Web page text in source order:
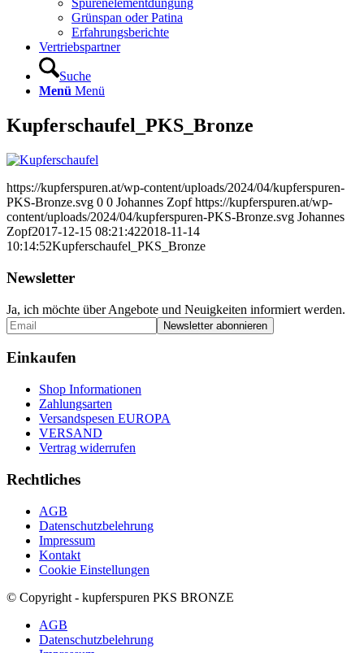
Spurenelementdüngung
Grünspan oder Patina
Erfahrungsberichte
Vertriebspartner
Suche
Menü Menü
Kupferschaufel_PKS_Bronze
https://kupferspuren.at/wp-content/uploads/2024/04/kupferspuren-
PKS-Bronze.svg 0 0 Johannes Zopf https://kupferspuren.at/wp-
content/uploads/2024/04/kupferspuren-PKS-Bronze.svg Johannes
Zopf2017-12-15 08:21:422018-11-14
10:14:52Kupferschaufel_PKS_Bronze
Newsletter
Ja, ich möchte über Angebote und Neuigkeiten informiert werden.
Einkaufen
Shop Informationen
Zahlungsarten
Versandspesen EUROPA
VERSAND
Vertrag widerrufen
Rechtliches
AGB
Datenschutzbelehrung
Impressum
Kontakt
Cookie Einstellungen
© Copyright - kupferspuren PKS BRONZE
AGB
Datenschutzbelehrung